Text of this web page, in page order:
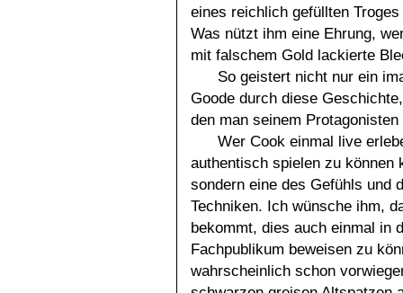
eines reichlich gefüllten
Was nützt ihm eine Ehrung,
mit falschem Gold lackierte
So geistert nicht nur ein
Goode durch diese
den man seinem
Wer Cook einmal live
authentisch spielen zu können
sondern eine des Gefühls und
Techniken. Ich wünsche ihm,
bekommt, dies auch einmal in
Fachpublikum beweisen zu
wahrscheinlich schon